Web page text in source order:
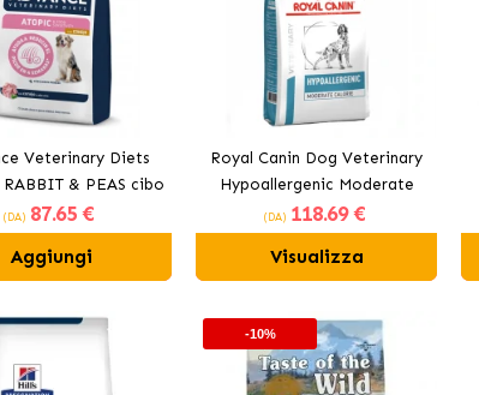
Veterinary Diets
RABBIT & PEAS cibo
cani con coniglio
(DA) 87.65 €
Aggiungi
Royal Canin Dog Veterinary
Hypoallergenic Moderate
Calorie cibo secco per cani
adulti
(DA) 118.69 €
Visualizza
-10%